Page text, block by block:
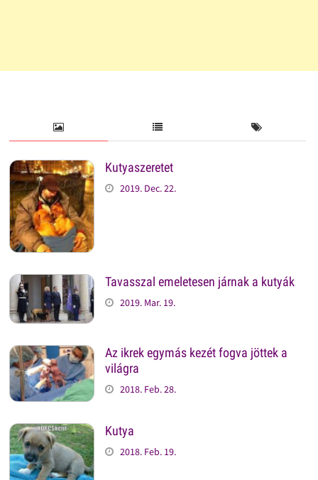
Kutyaszeretet
2019. Dec. 22.
Tavasszal emeletesen járnak a kutyák
2019. Mar. 19.
Az ikrek egymás kezét fogva jöttek a
világra
2018. Feb. 28.
Kutya
2018. Feb. 19.